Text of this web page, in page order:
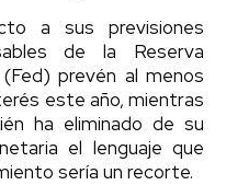
a sus previsiones
de la Reserva
prevén al menos
este año, mientras
ha eliminado de su
el lenguaje que
sería un recorte.